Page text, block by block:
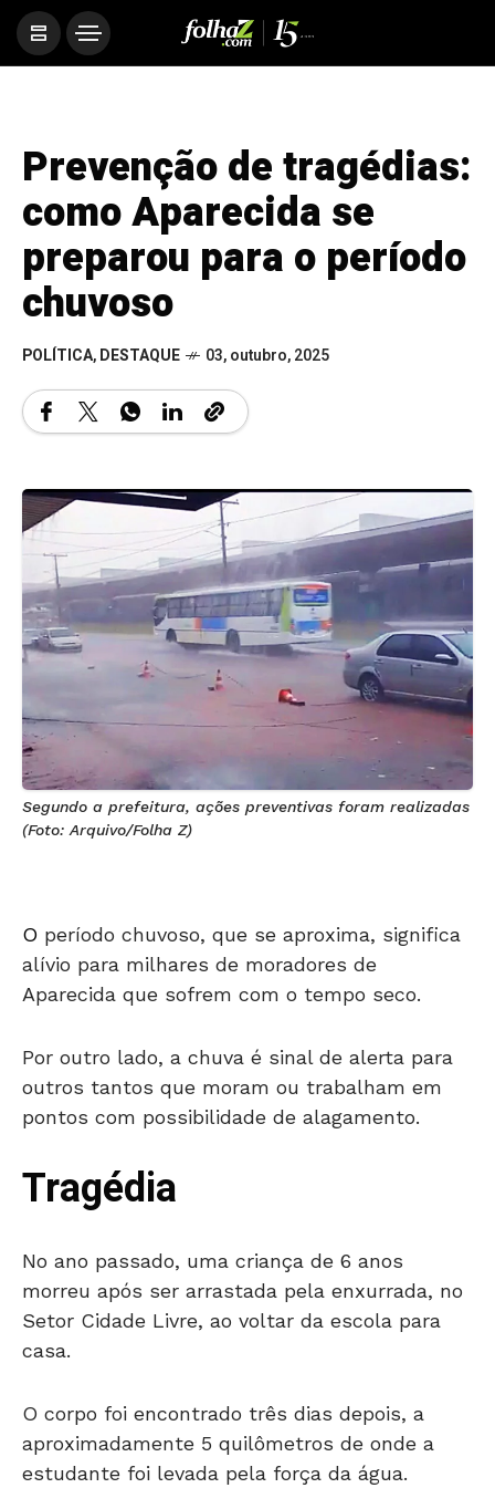
Prevenção de tragédias:
como Aparecida se
preparou para o período
chuvoso
POLÍTICA,DESTAQUE 03, outubro, 2025
Segundo a prefeitura, ações preventivas foram realizadas
(Foto: Arquivo/Folha Z)
O período chuvoso, que se aproxima, significa
alívio para milhares de moradores de
Aparecida que sofrem com o tempo seco.
Por outro lado, a chuva é sinal de alerta para
outros tantos que moram ou trabalham em
pontos com possibilidade de alagamento.
Tragédia
No ano passado, uma criança de 6 anos
morreu após ser arrastada pela enxurrada, no
Setor Cidade Livre, ao voltar da escola para
casa.
O corpo foi encontrado três dias depois, a
aproximadamente 5 quilômetros de onde a
estudante foi levada pela força da água.